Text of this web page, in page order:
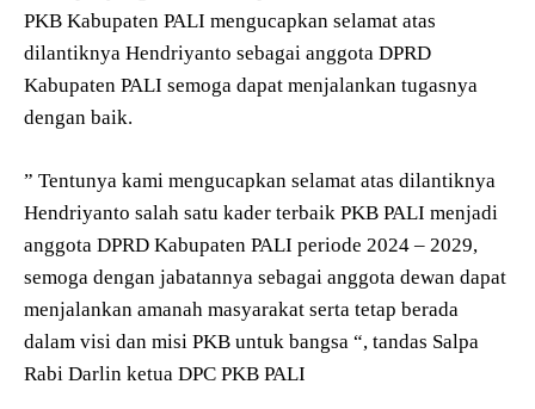
PKB Kabupaten PALI mengucapkan selamat atas
dilantiknya Hendriyanto sebagai anggota DPRD
Kabupaten PALI semoga dapat menjalankan tugasnya
dengan baik.
” Tentunya kami mengucapkan selamat atas dilantiknya
Hendriyanto salah satu kader terbaik PKB PALI menjadi
anggota DPRD Kabupaten PALI periode 2024 – 2029,
semoga dengan jabatannya sebagai anggota dewan dapat
menjalankan amanah masyarakat serta tetap berada
dalam visi dan misi PKB untuk bangsa “, tandas Salpa
Rabi Darlin ketua DPC PKB PALI